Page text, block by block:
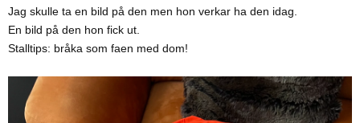
Jag skulle ta en bild på den men hon verkar ha den idag.
En bild på den hon fick ut.
Stalltips: bråka som faen med dom!